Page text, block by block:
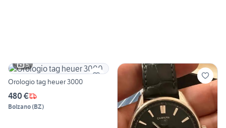
5
Orologio tag heuer 3000
480 €
Bolzano(BZ)